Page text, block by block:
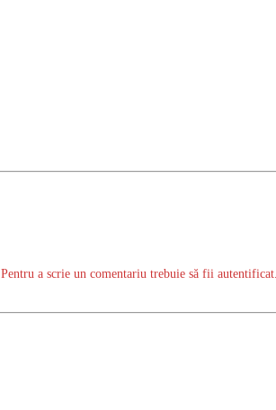
Pentru a scrie un comentariu trebuie să fii